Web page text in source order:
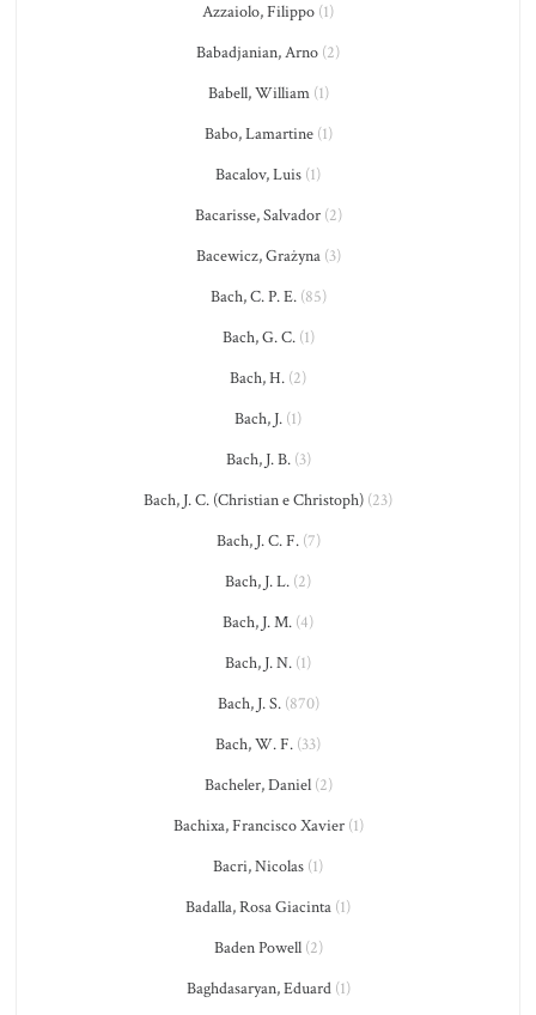
Azzaiolo, Filippo (1)
Babadjanian, Arno (2)
Babell, William(1)
Babo, Lamartine(1)
Bacalov, Luis (1)
Bacarisse, Salvador(2)
Bacewicz, Grażyna(3)
Bach, C. P. E.(85)
Bach, G. C.(1)
Bach, H. (2)
Bach, J. (1)
Bach, J. B.(3)
Bach, J. C. (Christian e Christoph) (23)
Bach, J. C. F.(7)
Bach, J. L. (2)
Bach, J. M. (4)
Bach, J. N. (1)
Bach, J. S.(870)
Bach, W. F. (33)
Bacheler, Daniel(2)
Bachixa, Francisco Xavier(1)
Bacri, Nicolas (1)
Badalla, Rosa Giacinta (1)
Baden Powell(2)
Baghdasaryan, Eduard(1)